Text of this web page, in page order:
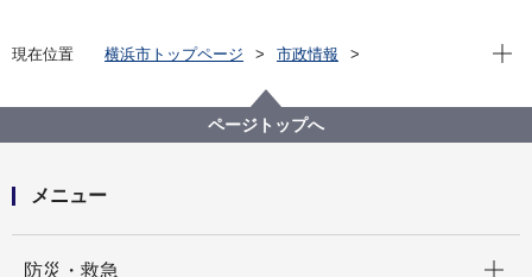
現在位置 横浜市トップページ
市政情報
横浜市情報公開・個人情報保護審査会答申第2711号か
ら第2833号までについて
現在
ページトップへ
メニュー
防災・救急